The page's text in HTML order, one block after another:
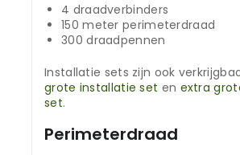
4 draadverbinders
150 meter perimeterdraad
300 draadpennen
Installatie sets zijn ook
grote installatie set en extra
set.
Perimeterdraad